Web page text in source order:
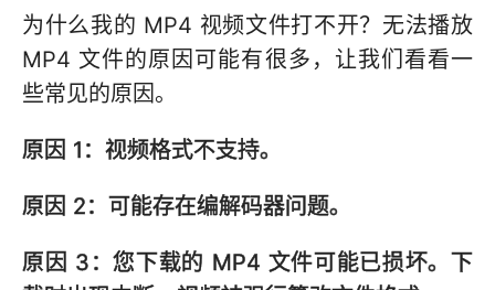
为什么我的 MP4 视频文件打不开？无法播放
MP4 文件的原因可能有很多，让我们看看一
些常见的原因。
原因 1：视频格式不支持。
原因 2：可能存在编解码器问题。
原因 3：您下载的 MP4 文件可能已损坏。下